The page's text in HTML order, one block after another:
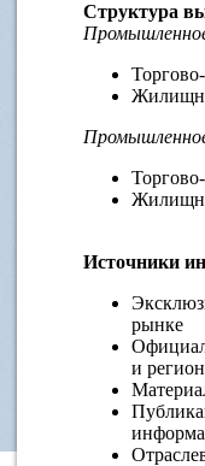
Структура
Источники
рынке
и